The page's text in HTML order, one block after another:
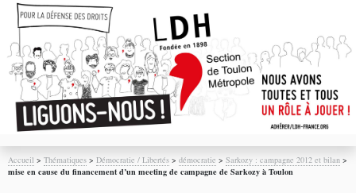
Accueil >Thématiques >Démocratie / Libertés >démocratie >Sarkozy : campagne 2012 et bilan >
mise en cause du financement d’un meeting de campagne de Sarkozy à Toulon